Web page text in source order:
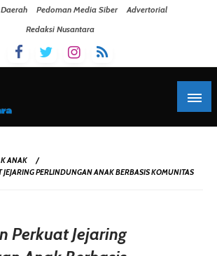
Daerah Pedoman Media Siber
Advertorial
Redaksi Nusantara
ANAK
JEJARING PERLINDUNGAN ANAK BERBASIS KOMUNITAS
Perkuat Jejaring